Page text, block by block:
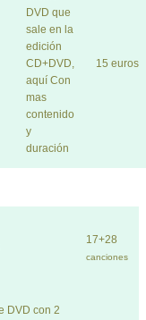
DVD que
sale en la
edición
CD+DVD,
aquí Con
mas
contenido
y
duración
15 euros
17+28
canciones
DVD con 2